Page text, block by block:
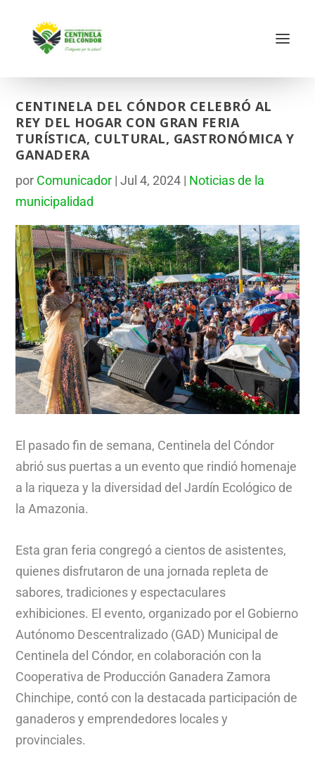
CENTINELA DEL CÓNDOR CELEBRÓ AL
REY DEL HOGAR CON GRAN FERIA
TURÍSTICA, CULTURAL, GASTRONÓMICA Y
GANADERA
por Comunicador |Jul 4, 2024 | Noticias de la
municipalidad
El pasado fin de semana, Centinela del Cóndor
abrió sus puertas a un evento que rindió homenaje
a la riqueza y la diversidad del Jardín Ecológico de
la Amazonia.
Esta gran feria congregó a cientos de asistentes,
quienes disfrutaron de una jornada repleta de
sabores, tradiciones y espectaculares
exhibiciones. El evento, organizado por el Gobierno
Autónomo Descentralizado (GAD) Municipal de
Centinela del Cóndor, en colaboración con la
Cooperativa de Producción Ganadera Zamora
Chinchipe, contó con la destacada participación de
ganaderos y emprendedores locales y
provinciales.